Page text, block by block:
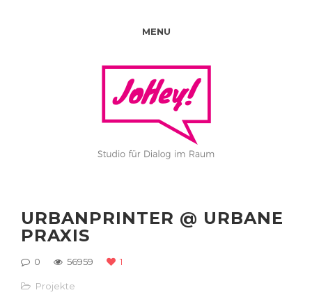
MENU
URBANPRINTER @ URBANE
PRAXIS
0 56959 1
Projekte